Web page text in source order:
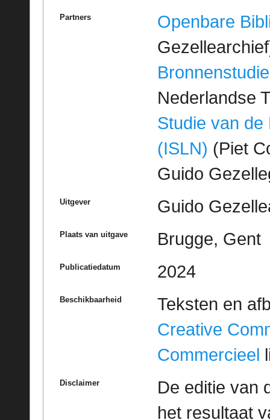
Partners
Openbare
Bronnenstudie
Nederlandse
Studie van de
(ISLN) (Piet
Guido
Uitgever Guido
Plaats van uitgave Brugge, Gent
Publicatiedatum 2024
Beschikbaarheid
Teksten en
Creative
Commercieel
Disclaimer
De editie van
het resultaat